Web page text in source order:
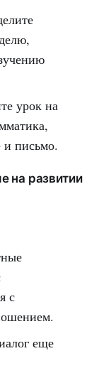
урок на
и письмо.
на развитии
с
еще